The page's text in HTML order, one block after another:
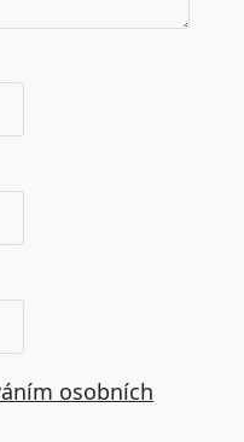
osobních